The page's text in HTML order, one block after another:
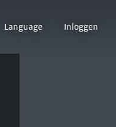
Language Inloggen